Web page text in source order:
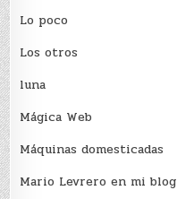
Lo poco
Los otros
luna
Mágica Web
Máquinas domesticadas
Mario Levrero en mi blog